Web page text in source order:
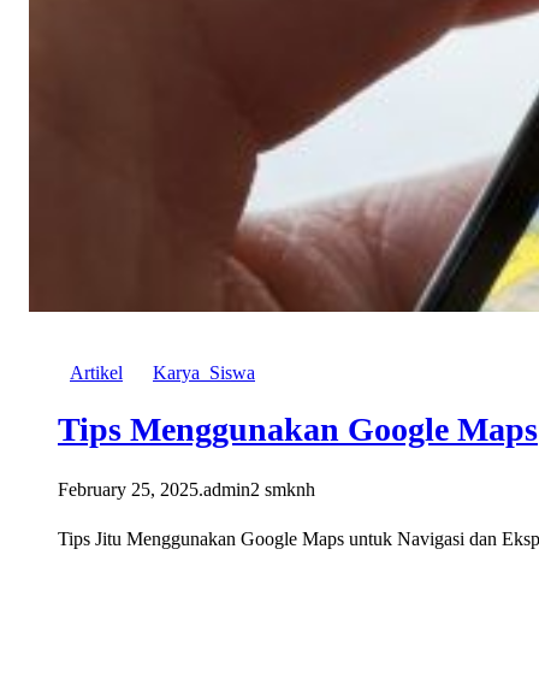
Artikel Karya_Siswa
Tips Menggunakan Google Maps
February 25, 2025.admin2 smknh
Tips Jitu Menggunakan Google Maps untuk Navigasi dan